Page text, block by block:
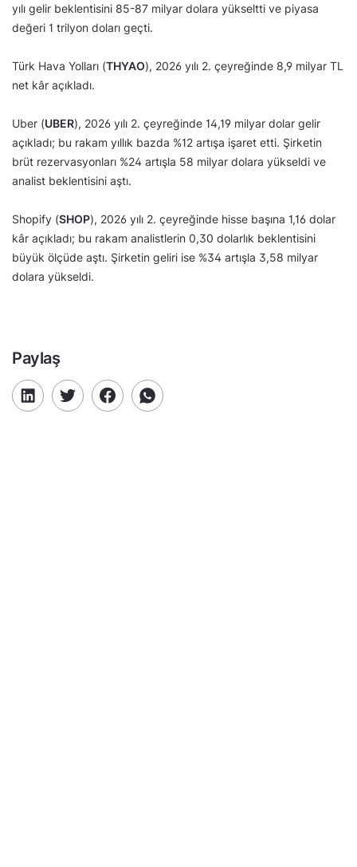
yılı gelir beklentisini 85-87 milyar dolara yükseltti ve piyasa
değeri 1 trilyon doları geçti.
Türk Hava Yolları (THYAO), 2026 yılı 2. çeyreğinde 8,9 milyar TL
net kâr açıkladı.
Uber (UBER), 2026 yılı 2. çeyreğinde 14,19 milyar dolar gelir
açıkladı; bu rakam yıllık bazda %12 artışa işaret etti. Şirketin
brüt rezervasyonları %24 artışla 58 milyar dolara yükseldi ve
analist beklentisini aştı.
Shopify (SHOP), 2026 yılı 2. çeyreğinde hisse başına 1,16 dolar
kâr açıkladı; bu rakam analistlerin 0,30 dolarlık beklentisini
büyük ölçüde aştı. Şirketin geliri ise %34 artışla 3,58 milyar
dolara yükseldi.
Paylaş